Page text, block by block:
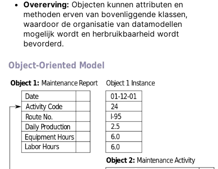
Overerving: Objecten kunnen attributen en
methoden erven van bovenliggende klassen,
waardoor de organisatie van datamodellen
mogelijk wordt en herbruikbaarheid wordt
bevorderd.